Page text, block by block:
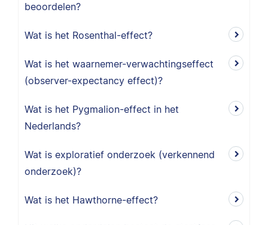
beoordelen?
Wat is het Rosenthal-effect?
Wat is het waarnemer-verwachtingseffect
(observer-expectancy effect)?
Wat is het Pygmalion-effect in het
Nederlands?
Wat is exploratief onderzoek (verkennend
onderzoek)?
Wat is het Hawthorne-effect?